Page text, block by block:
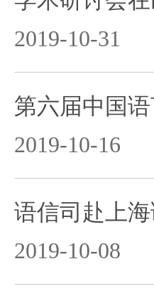
2019-10-31
第六届中国
2019-10-16
语信司赴上
2019-10-08